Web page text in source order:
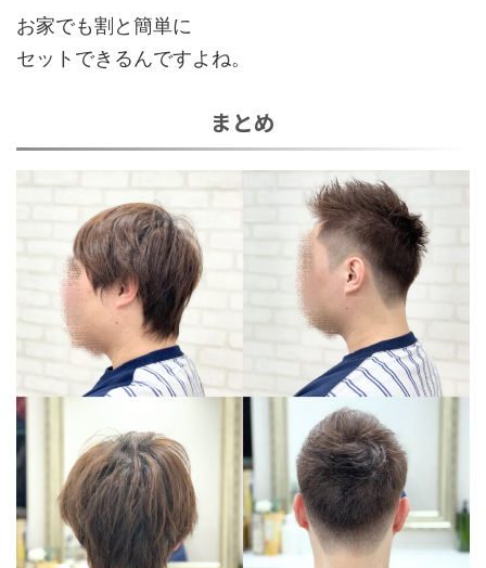
お家でも割と簡単に
セットできるんですよね。
まとめ